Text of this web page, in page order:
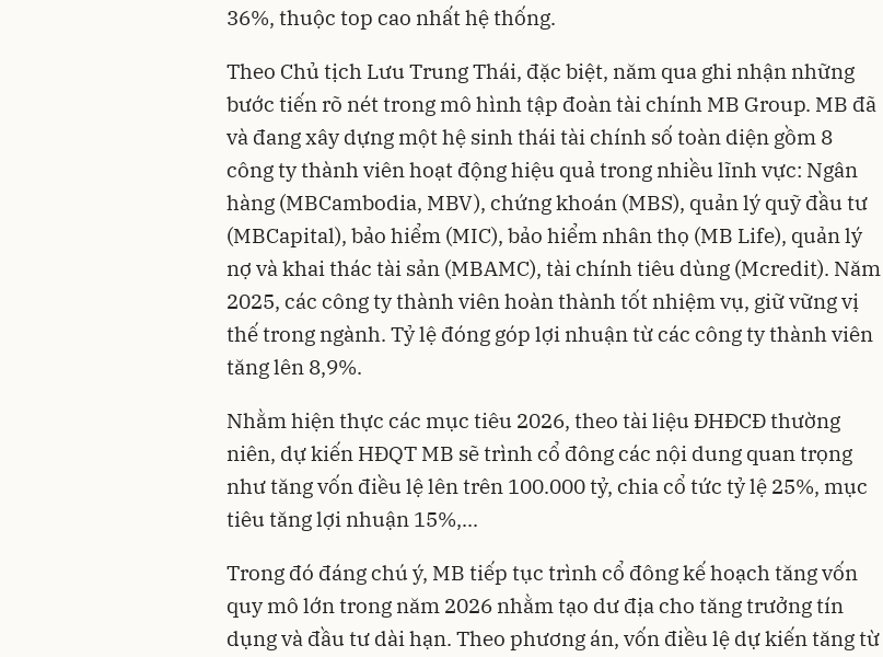
36%, thuộc top cao nhất hệ thống.
Theo Chủ tịch Lưu Trung Thái, đặc biệt, năm qua ghi nhận những
bước tiến rõ nét trong mô hình tập đoàn tài chính MB Group. MB đã
và đang xây dựng một hệ sinh thái tài chính số toàn diện gồm 8
công ty thành viên hoạt động hiệu quả trong nhiều lĩnh vực: Ngân
hàng (MBCambodia, MBV), chứng khoán (MBS), quản lý quỹ đầu tư
(MBCapital), bảo hiểm (MIC), bảo hiểm nhân thọ (MB Life), quản lý
nợ và khai thác tài sản (MBAMC), tài chính tiêu dùng (Mcredit). Năm
2025, các công ty thành viên hoàn thành tốt nhiệm vụ, giữ vững vị
thế trong ngành. Tỷ lệ đóng góp lợi nhuận từ các công ty thành viên
tăng lên 8,9%.
Nhằm hiện thực các mục tiêu 2026, theo tài liệu ĐHĐCĐ thường
niên, dự kiến HĐQT MB sẽ trình cổ đông các nội dung quan trọng
như tăng vốn điều lệ lên trên 100.000 tỷ, chia cổ tức tỷ lệ 25%, mục
tiêu tăng lợi nhuận 15%,...
Trong đó đáng chú ý, MB tiếp tục trình cổ đông kế hoạch tăng vốn
quy mô lớn trong năm 2026 nhằm tạo dư địa cho tăng trưởng tín
dụng và đầu tư dài hạn. Theo phương án, vốn điều lệ dự kiến tăng từ